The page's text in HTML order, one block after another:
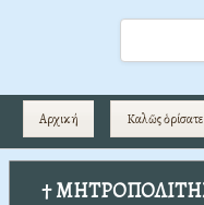
Αρχική Καλῶς ὁρίσατε
†